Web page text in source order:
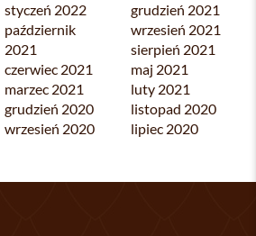
styczeń 2022
grudzień 2021
październik
2021
wrzesień 2021
sierpień 2021
czerwiec 2021
maj 2021
marzec 2021
luty 2021
grudzień 2020
listopad 2020
wrzesień 2020 lipiec 2020